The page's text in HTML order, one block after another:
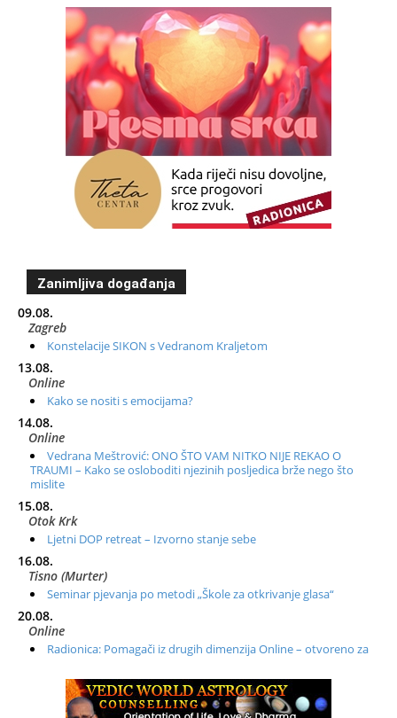
Zanimljiva događanja
09.08.
Zagreb
Konstelacije SIKON s Vedranom Kraljetom
13.08.
Online
Kako se nositi s emocijama?
14.08.
Online
Vedrana Meštrović: ONO ŠTO VAM NITKO NIJE REKAO O
TRAUMI – Kako se osloboditi njezinih posljedica brže nego što
mislite
15.08.
Otok Krk
Ljetni DOP retreat – Izvorno stanje sebe
16.08.
Tisno (Murter)
Seminar pjevanja po metodi „Škole za otkrivanje glasa“
20.08.
Online
Radionica: Pomagači iz drugih dimenzija Online – otvoreno za
Zagreb+Online